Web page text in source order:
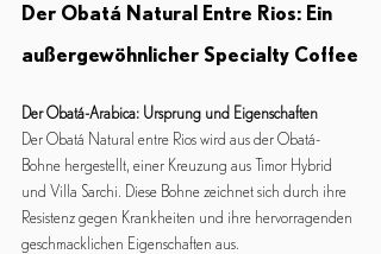
Der Obatá Natural Entre Rios: Ein
außergewöhnlicher Specialty Coffee
Der Obatá-Arabica: Ursprung und Eigenschaften
Der Obatá Natural entre Rios wird aus der Obatá-
Bohne hergestellt, einer Kreuzung aus Timor Hybrid
und Villa Sarchi. Diese Bohne zeichnet sich durch ihre
Resistenz gegen Krankheiten und ihre hervorragenden
geschmacklichen Eigenschaften aus.